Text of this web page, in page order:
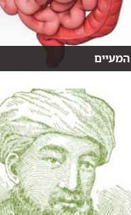
המעיים
10 דברים שלא ידעתם על האיבר
הכי ארוך בגוף